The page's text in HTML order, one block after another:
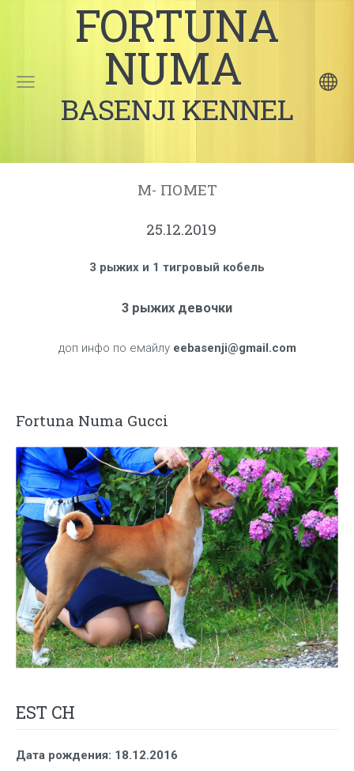
FORTUNA
NUMA
BASENJI KENNEL
М- ПОМЕТ
25.12.2019
3 рыжих и 1 тигровый кобель
3 рыжих девочки
доп инфо по емайлу eebasenji@gmail.com
Fortuna Numa Gucci
EST CH
Дата рождения: 18.12.2016